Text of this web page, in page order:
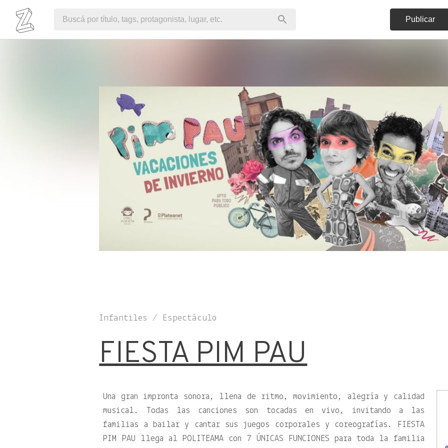
Publicar
Infantiles / Espectáculo
FIESTA PIM PAU
Una gran impronta sonora, llena de ritmo, movimiento, alegría y calidad
musical. Todas las canciones son tocadas en vivo, invitando a las
familias a bailar y cantar sus juegos corporales y coreografías. FIESTA
PIM PAU llega al POLITEAMA con 7 ÚNICAS FUNCIONES para toda la familia